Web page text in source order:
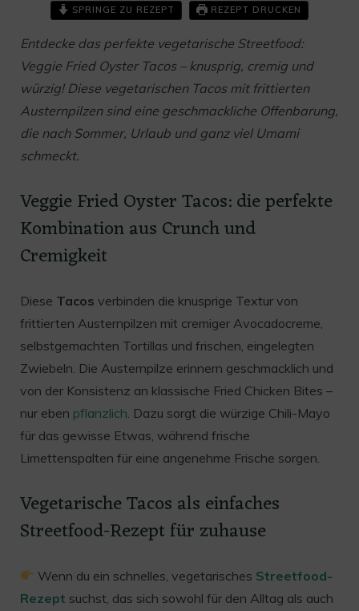
SPRINGE ZU REZEPT REZEPT DRUCKEN
Entdecke das perfekte vegetarische Streetfood:
Veggie Fried Oyster Tacos – knusprig, cremig und
würzig! Diese vegetarischen Tacos mit frittierten
Austernpilzen sind eine geschmackliche Offenbarung,
die nach Sommer, Urlaub und ganz viel Umami
schmeckt.
Veggie Fried Oyster Tacos: die perfekte
Kombination aus Crunch und
Cremigkeit
Diese Tacos verbinden die knusprige Textur von
frittierten Austernpilzen mit cremiger Avocadocreme,
selbstgemachten Tortillas und frischen, eingelegten
Zwiebeln. Die Austernpilze erinnern geschmacklich und
von der Konsistenz an klassische Fried Chicken Bites –
nur eben pflanzlich. Dazu sorgt die würzige Chili-Mayo
für das gewisse Etwas, während frische
Limettenspalten für eine angenehme Frische sorgen.
Vegetarische Tacos als einfaches
Streetfood-Rezept für zuhause
Wenn du ein schnelles, vegetarisches Streetfood-
Rezept suchst, das sich sowohl für den Alltag als auch